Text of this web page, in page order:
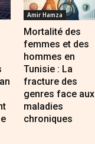
Amir Hamza
Mortalité des
femmes et des
hommes en
Tunisie : La
fracture des
genres face aux
maladies
chroniques